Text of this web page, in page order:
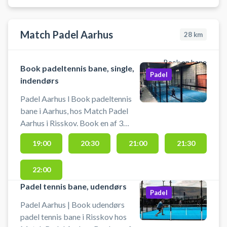
i Aarhus Nord. Bolde og bat kan
hos Padel Lounge i Aarhus i hele
Padel Lounge i Odense også på en
singlebane. #Paddel-tennis-
Aarhus #Paddel-Aarhus #Padel-
Aarhus
Match Padel Aarhus 28 km
Book en bane
Book padeltennis bane, single,
indendørs
Padel Aarhus l Book padeltennis
bane i Aarhus, hos Match Padel
Aarhus i Risskov. Book en af 3
indendørs single padeltennis baner
og spil padeltennis i Aarhus hos
Match Padel padelcenter
beliggende på Sindalsvej 2, 8240
Risskov. Parkering er gratis ved
Match Padel padelcenter i Århus.
Gratis padeltennis bat til rådighed
Padel
19:00 20:30 21:00 21:30
22:00
Padel tennis bane, udendørs
Padel Aarhus | Book udendørs
padel tennis bane i Risskov hos
Padel